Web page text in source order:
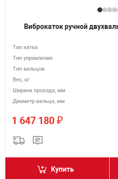
Виброкаток ручной
Тип катка
Тип управления
Тип вальцов
Вес, кг
Ширина прохода, мм
Диаметр вальца, мм
1 647 180 ₽
Купить